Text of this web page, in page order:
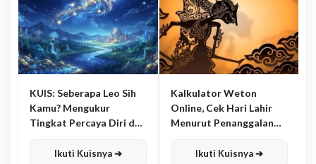
KUIS: Seberapa Leo Sih
Kamu? Mengukur
Tingkat Percaya Diri dan
Ikuti Kuisnya ➔
Kalkulator Weton
Online, Cek Hari Lahir
Menurut Penanggalan
Ikuti Kuisnya ➔